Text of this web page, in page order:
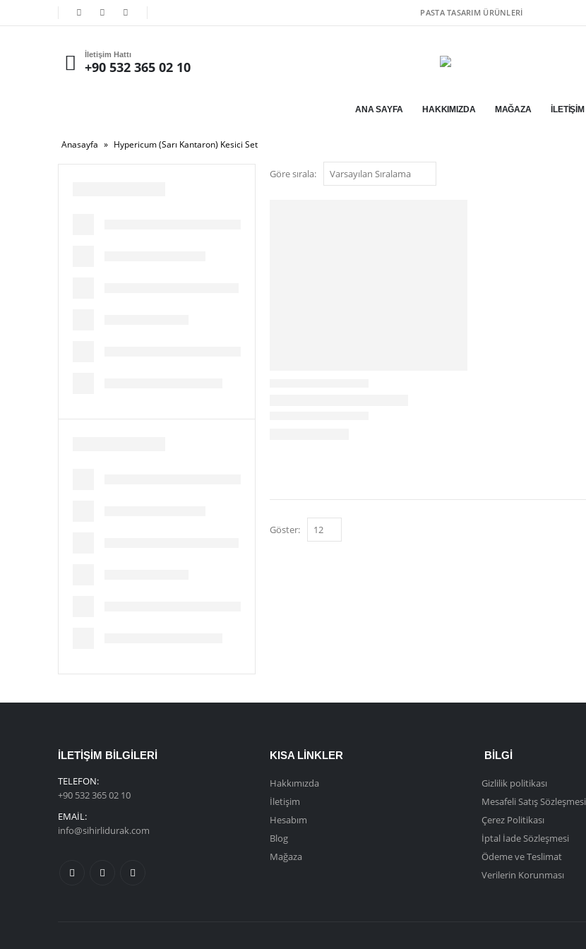
PASTA TASARIM ÜRÜNLERI
İletişim Hattı
+90 532 365 02 10
ANA SAYFA HAKKIMIZDA MAĞAZA İLETIŞIM
Anasayfa » Hypericum (Sarı Kantaron) Kesici Set
Göre sırala:
Göster:
İLETIŞIM BILGILERI
TELEFON:
+90 532 365 02 10
EMAIL:
info@sihirlidurak.com
KISA LINKLER
Hakkımızda
İletişim
Hesabım
Blog
Mağaza
BILGI
Gizlilik politikası
Mesafeli Satış Sözleşmesi
Çerez Politikası
İptal İade Sözleşmesi
Ödeme ve Teslimat
Verilerin Korunması